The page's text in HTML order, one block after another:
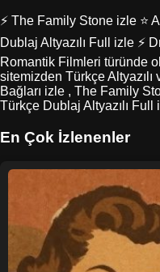
⚡ The Family Stone izle ⭐
Dublaj Altyazılı Full izle ⚡
Romantik Filmleri türünde
sitemizden Türkçe
Bağları izle , The Family
Türkçe Dublaj Altyazılı
En Çok İzlenenler